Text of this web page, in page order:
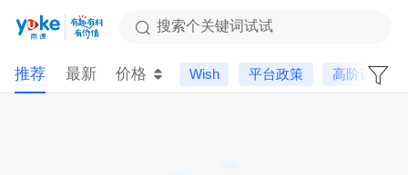
搜索个关键词试试
推荐 最新 价格 Wish 平台政策 高阶课